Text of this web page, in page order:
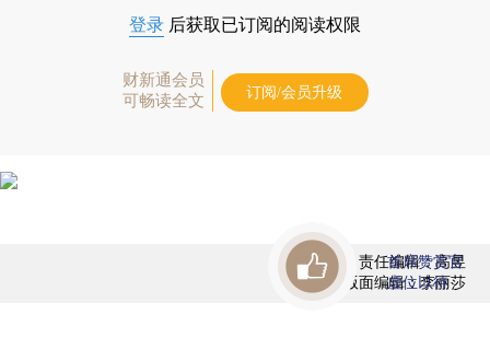
登录 后获取已订阅的阅读权限
财新通会员
可畅读全文
订阅/会员升级
责任编辑：高昱
版面编辑：李丽莎
首席赞赏官
虚位以待